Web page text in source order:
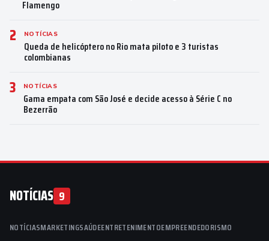
Flamengo
2 NOTÍCIAS
Queda de helicóptero no Rio mata piloto e 3 turistas
colombianas
3 NOTÍCIAS
Gama empata com São José e decide acesso à Série C no
Bezerrão
NOTÍCIAS 9
NOTÍCIASMARKETINGSAÚDEENTRETENIMENTOEMPREENDEDORISMO